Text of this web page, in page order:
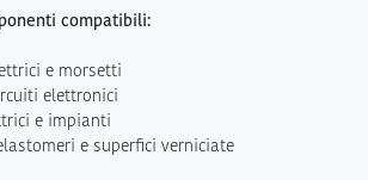
compatibili:
e morsetti
elettronici
e impianti
e superfici verniciate